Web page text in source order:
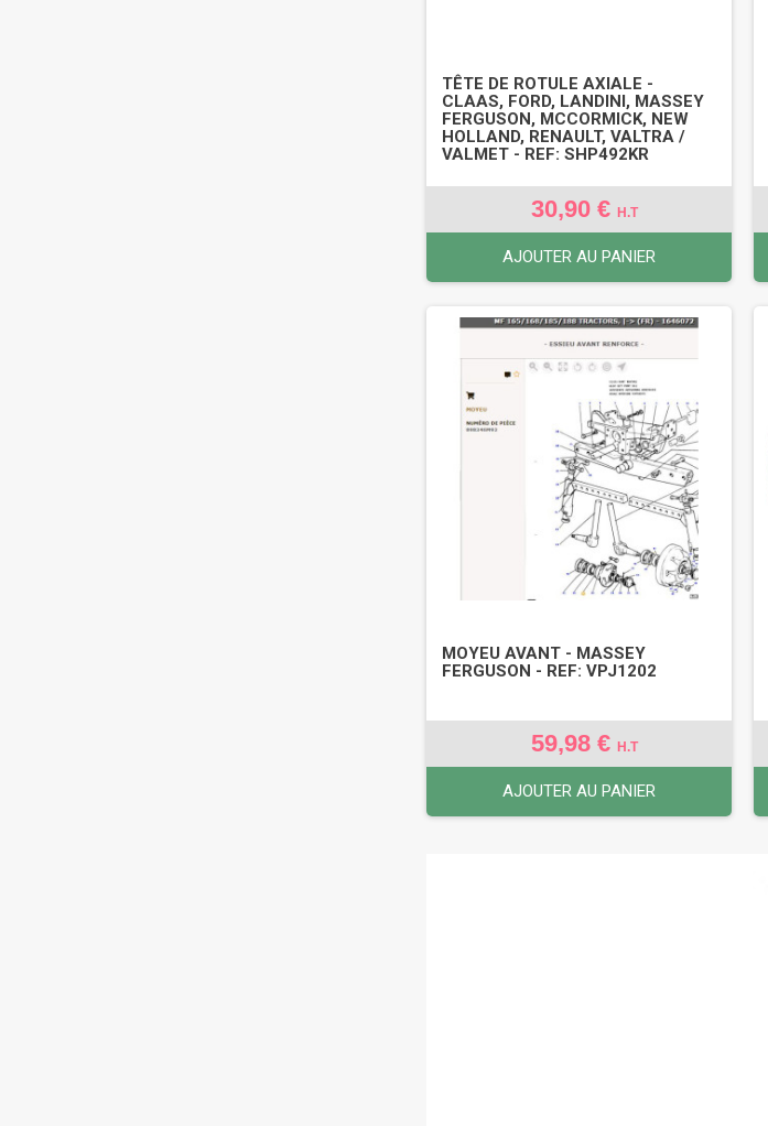
TÊTE DE ROTULE AXIALE -
CLAAS, FORD, LANDINI, MASSEY
FERGUSON, MCCORMICK, NEW
HOLLAND, RENAULT, VALTRA /
VALMET - REF: SHP492KR
30,90 € H.T
AJOUTER AU PANIER
MOYEU AVANT - MASSEY
FERGUSON - REF: VPJ1202
59,98 € H.T
AJOUTER AU PANIER